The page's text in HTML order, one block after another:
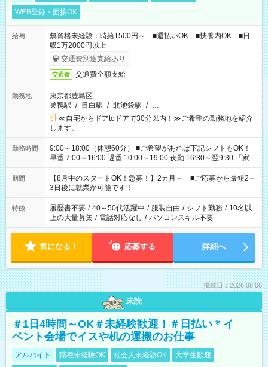
WEB登録・面接OK
給与
無資格未経験：時給1500円～ ■週払いOK ■扶養内OK ■日
収1万2000円以上
交通費別途支給あり
交通費 交通費全額支給
勤務地
東京都豊島区
巣鴨駅 / 目白駅 / 北池袋駅 / …
≪自宅からドアtoドアで30分以内！≫ご希望の勤務地を紹介
します。
勤務時間
9:00～18:00（休憩60分） ■ご希望があれば下記シフトもOK！
早番 7:00～16:00 遅番 10:00～19:00 夜勤 16:30～翌9:30 「家族
と休みを合わせたい」 「余裕を持って夕飯の準備がしたい」
「できれば残業はしたくない」 など、ご希望を教えてください
ね。 ※Wワーク希望の方へ 今ご覧のお仕事で希望する勤務時間
と、もう1つのお仕事の勤務時間。 合計で週40時間を超える場
合は応募できません。
期間
【8月中のスタートOK！急募！】2カ月～ ■ご応募から最短2～
3日後に就業が可能です！
特徴 履歴書不要 / 40～50代活躍中 / 服装自由 / シフト勤務 / 10名以
上の大量募集 / 電話対応なし / パソコンスキル不要
気になる！ 応募する 詳細へ
掲載日：2026.08.06
未読
＃1日4時間～OK＃未経験歓迎！＃日払い＊イ
ベント会場でイスや机の運搬のお仕事
アルバイト 職種未経験OK 社会人未経験OK
大学生歓迎